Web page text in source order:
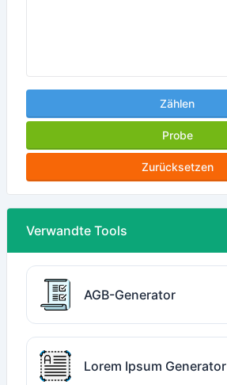
Zählen
Probe
Zurücksetzen
Verwandte Tools
AGB-Generator
Lorem Ipsum Generator